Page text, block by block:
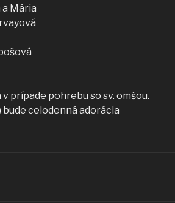
a Mária
v prípade pohrebu so sv. omšou.
bude celodenná adorácia